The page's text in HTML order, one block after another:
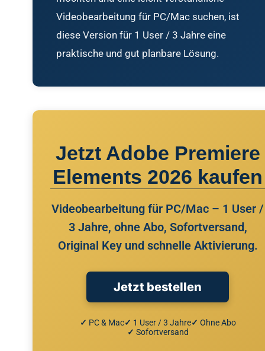
Videobearbeitung für PC/Mac suchen, ist
diese Version für 1 User / 3 Jahre eine
praktische und gut planbare Lösung.
Jetzt Adobe Premiere
Elements 2026 kaufen
Videobearbeitung für PC/Mac – 1 User /
3 Jahre, ohne Abo, Sofortversand,
Original Key und schnelle Aktivierung.
Jetzt bestellen
✓ PC & Mac✓ 1 User / 3 Jahre✓ Ohne Abo
✓ Sofortversand